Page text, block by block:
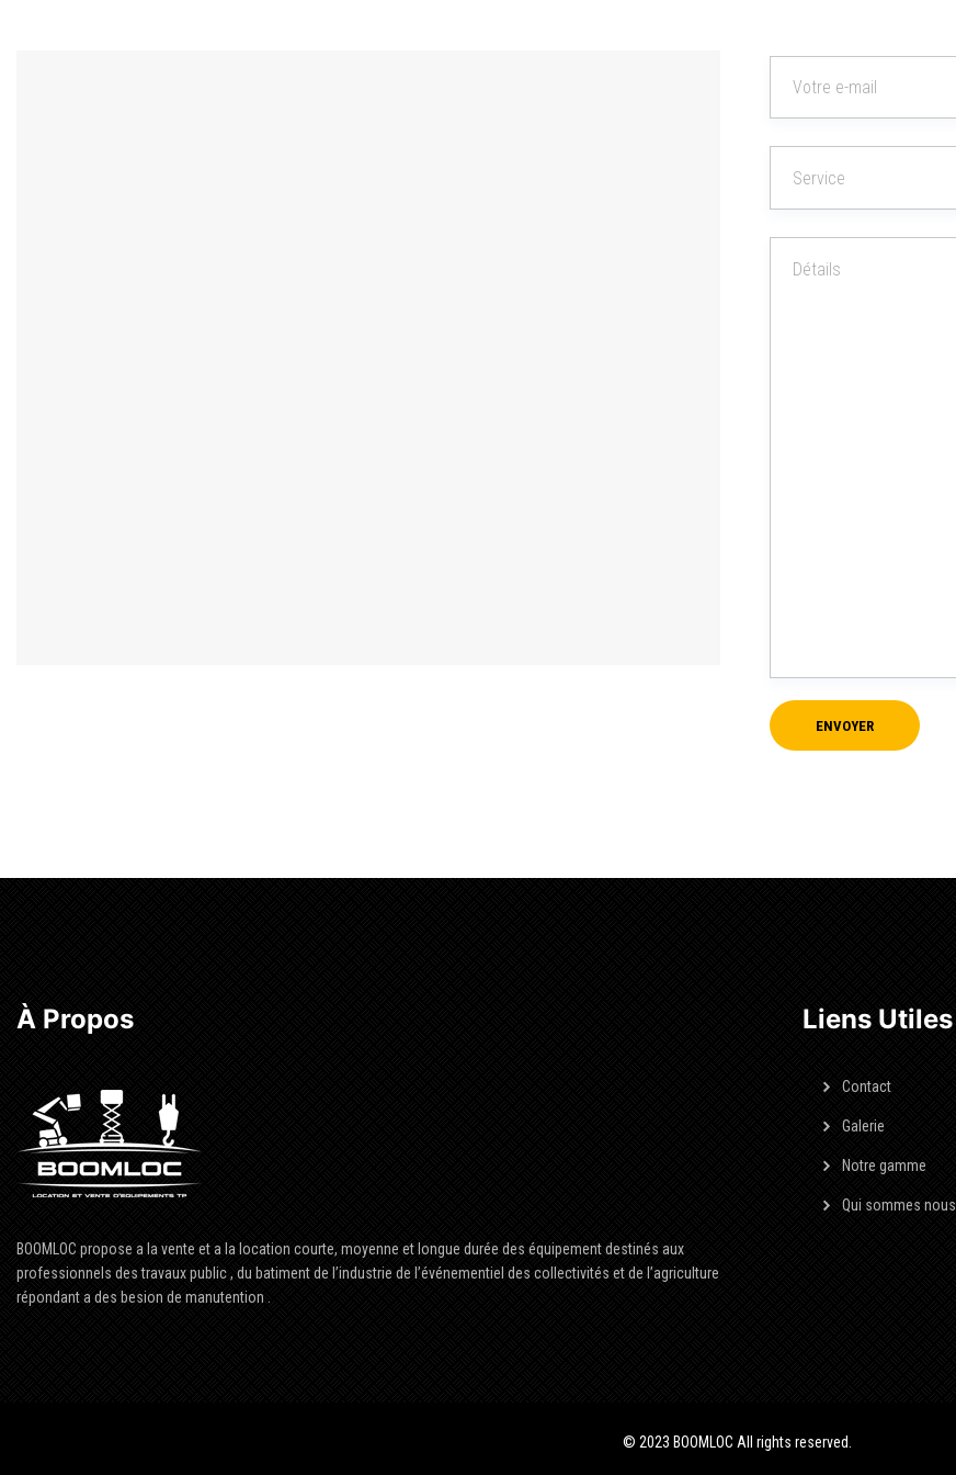
À Propos
BOOMLOC propose a la vente et a la location courte, moyenne et longue durée des équipement destinés aux
professionnels des travaux public , du batiment de l’industrie de l’événementiel des collectivités et de l’agriculture
répondant a des besion de manutention .
Liens Utiles
Contact
Galerie
Notre gamme
Qui sommes nous
© 2023 BOOMLOC All rights reserved.